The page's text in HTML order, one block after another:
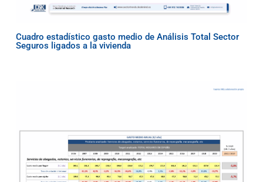
Cuadro estadístico gasto medio de Análisis Total Sector
Seguros ligados a la vivienda